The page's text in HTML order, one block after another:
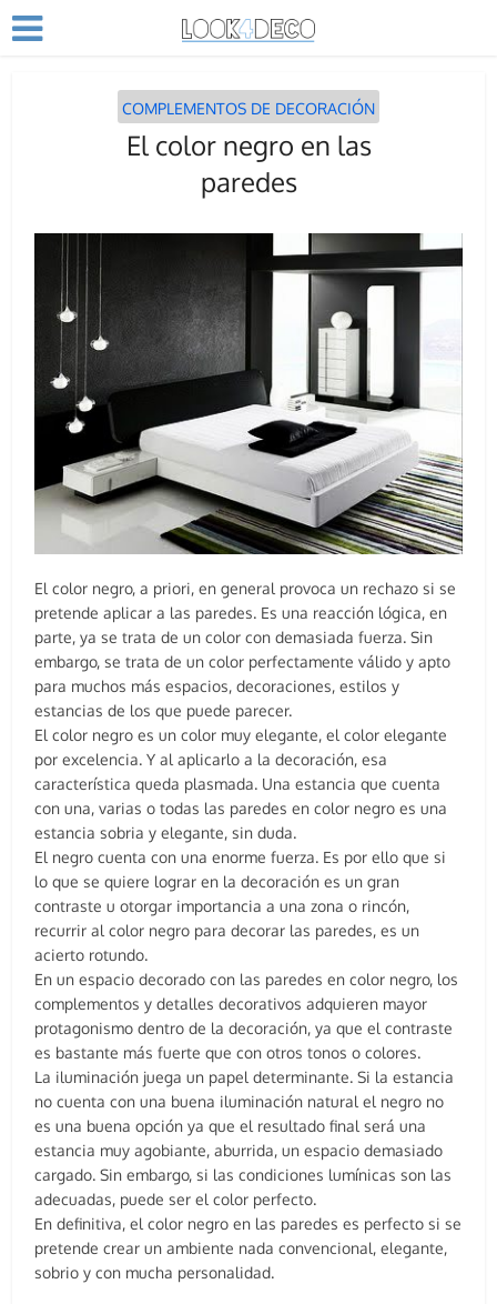
COMPLEMENTOS DE DECORACIÓN
El color negro en las
paredes
El color negro, a priori, en general provoca un rechazo si se
pretende aplicar a las paredes. Es una reacción lógica, en
parte, ya se trata de un color con demasiada fuerza. Sin
embargo, se trata de un color perfectamente válido y apto
para muchos más espacios, decoraciones, estilos y
estancias de los que puede parecer.
El color negro es un color muy elegante, el color elegante
por excelencia. Y al aplicarlo a la decoración, esa
característica queda plasmada. Una estancia que cuenta
con una, varias o todas las paredes en color negro es una
estancia sobria y elegante, sin duda.
El negro cuenta con una enorme fuerza. Es por ello que si
lo que se quiere lograr en la decoración es un gran
contraste u otorgar importancia a una zona o rincón,
recurrir al color negro para decorar las paredes, es un
acierto rotundo.
En un espacio decorado con las paredes en color negro, los
complementos y detalles decorativos adquieren mayor
protagonismo dentro de la decoración, ya que el contraste
es bastante más fuerte que con otros tonos o colores.
La iluminación juega un papel determinante. Si la estancia
no cuenta con una buena iluminación natural el negro no
es una buena opción ya que el resultado final será una
estancia muy agobiante, aburrida, un espacio demasiado
cargado. Sin embargo, si las condiciones lumínicas son las
adecuadas, puede ser el color perfecto.
En definitiva, el color negro en las paredes es perfecto si se
pretende crear un ambiente nada convencional, elegante,
sobrio y con mucha personalidad.